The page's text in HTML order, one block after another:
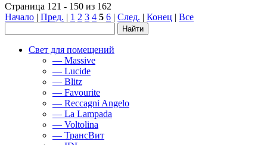
Страница 121 - 150 из 162
Начало | Пред. | 1 2 3 4 5 6 | След. | Конец | Все
Свет для помещений
— Massive
— Lucide
— Blitz
— Favourite
— Reccagni Angelo
— La Lampada
— Voltolina
— ТрансВит